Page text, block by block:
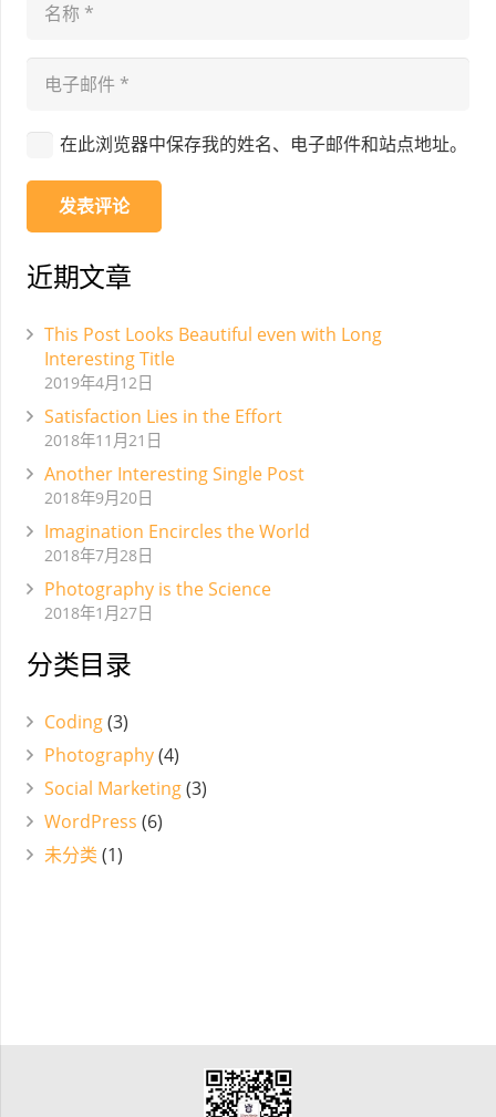
在此浏览器中保存我的姓名、电子邮件和站点地址。
发表评论
近期文章
This Post Looks Beautiful even with Long
Interesting Title
2019年4月12日
Satisfaction Lies in the Effort
2018年11月21日
Another Interesting Single Post
2018年9月20日
Imagination Encircles the World
2018年7月28日
Photography is the Science
2018年1月27日
分类目录
Coding(3)
Photography(4)
Social Marketing(3)
WordPress (6)
未分类 (1)